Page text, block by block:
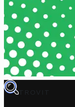
TROVIT